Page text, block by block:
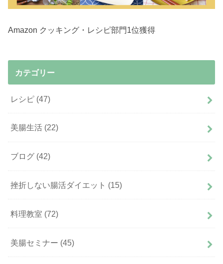
Amazon クッキング・レシピ部門1位獲得
カテゴリー
レシピ (47)
美腸生活 (22)
ブログ (42)
挫折しない腸活ダイエット (15)
料理教室 (72)
美腸セミナー (45)